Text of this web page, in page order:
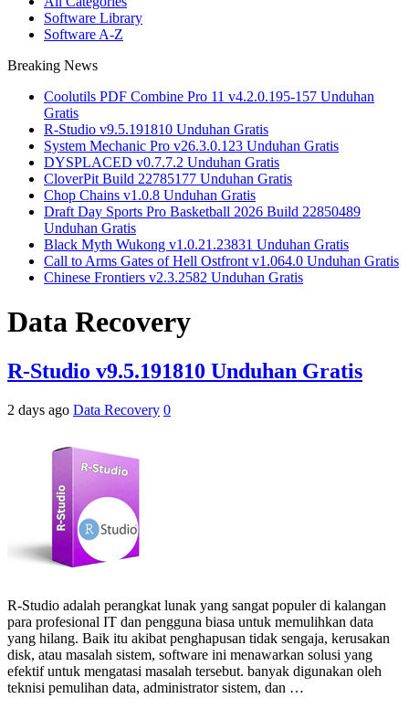
Software Library
Software A-Z
Breaking News
Coolutils PDF Combine Pro 11 v4.2.0.195-157 Unduhan
Gratis
R-Studio v9.5.191810 Unduhan Gratis
System Mechanic Pro v26.3.0.123 Unduhan Gratis
DYSPLACED v0.7.7.2 Unduhan Gratis
CloverPit Build 22785177 Unduhan Gratis
Chop Chains v1.0.8 Unduhan Gratis
Draft Day Sports Pro Basketball 2026 Build 22850489
Unduhan Gratis
Black Myth Wukong v1.0.21.23831 Unduhan Gratis
Call to Arms Gates of Hell Ostfront v1.064.0 Unduhan Gratis
Chinese Frontiers v2.3.2582 Unduhan Gratis
Data Recovery
R-Studio v9.5.191810 Unduhan Gratis
2 days ago Data Recovery 0
R-Studio adalah perangkat lunak yang sangat populer di kalangan
para profesional IT dan pengguna biasa untuk memulihkan data
yang hilang. Baik itu akibat penghapusan tidak sengaja, kerusakan
disk, atau masalah sistem, software ini menawarkan solusi yang
efektif untuk mengatasi masalah tersebut. banyak digunakan oleh
teknisi pemulihan data, administrator sistem, dan …